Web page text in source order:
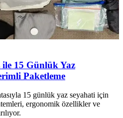
15 Günlük Yaz
Paketleme
15 günlük yaz seyahati için
ergonomik özellikler ve